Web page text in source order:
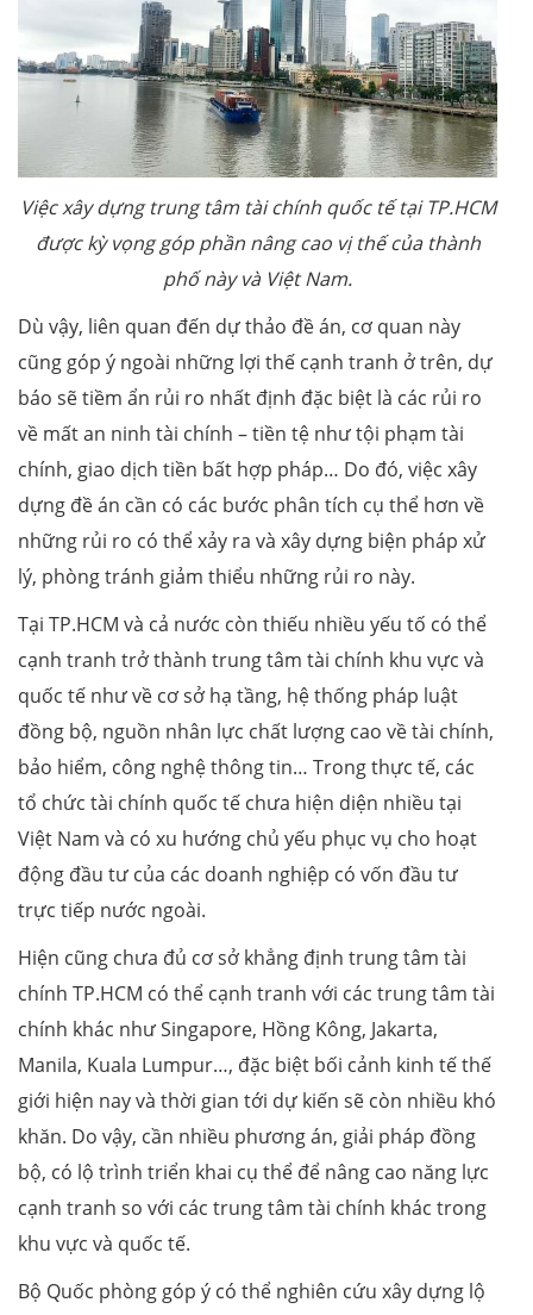
Việc xây dựng trung tâm tài chính quốc tế tại TP.HCM
được kỳ vọng góp phần nâng cao vị thế của thành
phố này và Việt Nam.
Dù vậy, liên quan đến dự thảo đề án, cơ quan này
cũng góp ý ngoài những lợi thế cạnh tranh ở trên, dự
báo sẽ tiềm ẩn rủi ro nhất định đặc biệt là các rủi ro
về mất an ninh tài chính – tiền tệ như tội phạm tài
chính, giao dịch tiền bất hợp pháp… Do đó, việc xây
dựng đề án cần có các bước phân tích cụ thể hơn về
những rủi ro có thể xảy ra và xây dựng biện pháp xử
lý, phòng tránh giảm thiểu những rủi ro này.
Tại TP.HCM và cả nước còn thiếu nhiều yếu tố có thể
cạnh tranh trở thành trung tâm tài chính khu vực và
quốc tế như về cơ sở hạ tầng, hệ thống pháp luật
đồng bộ, nguồn nhân lực chất lượng cao về tài chính,
bảo hiểm, công nghệ thông tin… Trong thực tế, các
tổ chức tài chính quốc tế chưa hiện diện nhiều tại
Việt Nam và có xu hướng chủ yếu phục vụ cho hoạt
động đầu tư của các doanh nghiệp có vốn đầu tư
trực tiếp nước ngoài.
Hiện cũng chưa đủ cơ sở khẳng định trung tâm tài
chính TP.HCM có thể cạnh tranh với các trung tâm tài
chính khác như Singapore, Hồng Kông, Jakarta,
Manila, Kuala Lumpur…, đặc biệt bối cảnh kinh tế thế
giới hiện nay và thời gian tới dự kiến sẽ còn nhiều khó
khăn. Do vậy, cần nhiều phương án, giải pháp đồng
bộ, có lộ trình triển khai cụ thể để nâng cao năng lực
cạnh tranh so với các trung tâm tài chính khác trong
khu vực và quốc tế.
Bộ Quốc phòng góp ý có thể nghiên cứu xây dựng lộ